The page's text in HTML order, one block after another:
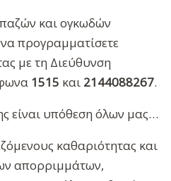
και ογκωδών
προγραμματίσετε
με τη Διεύθυνση
1515 και 2144088267.
είναι υπόθεση όλων μας…
καθαριότητας και
απορριμμάτων,